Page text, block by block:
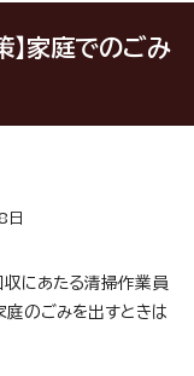
】家庭でのごみ
日
収にあたる清掃作業員
庭のごみを出すときは